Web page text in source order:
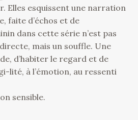
Elles esquissent une narration
faite d’échos et de
dans cette série n’est pas
mais un souffle. Une
d’habiter le regard et de
lité, à l’émotion, au ressenti
sensible.